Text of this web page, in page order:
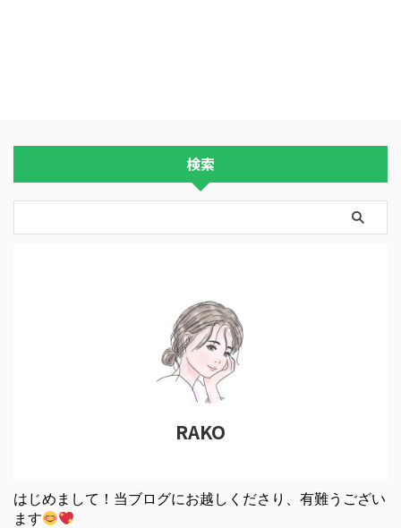
検索
RAKO
はじめまして！当ブログにお越しくださり、有難うござい
ます